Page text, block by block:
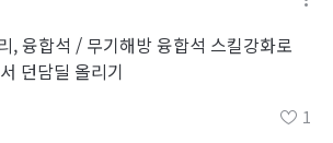
, 융합석 / 무기해방 융합석 스킬강화로
던담딜 올리기
1